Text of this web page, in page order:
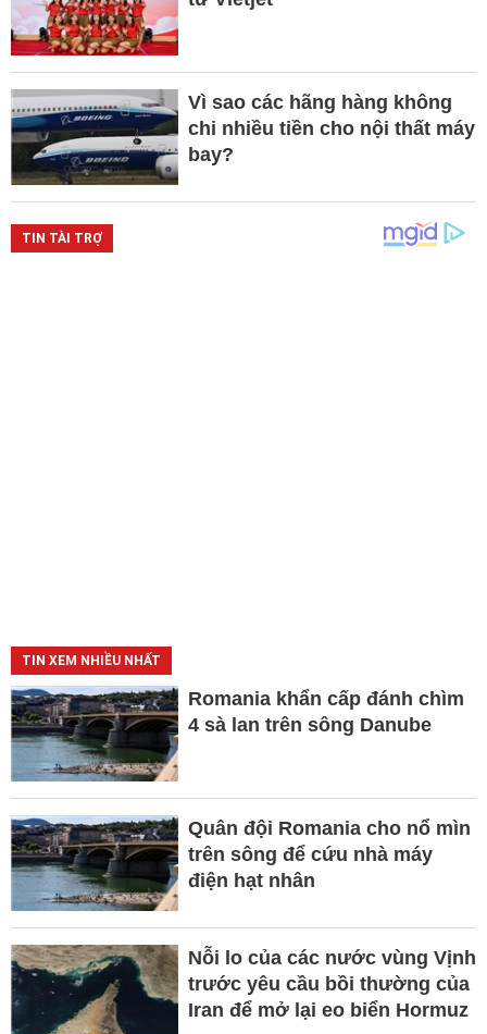
Vì sao các hãng hàng không
chi nhiều tiền cho nội thất máy
bay?
TIN XEM NHIỀU NHẤT
Romania khẩn cấp đánh chìm
4 sà lan trên sông Danube
Quân đội Romania cho nổ mìn
trên sông để cứu nhà máy
điện hạt nhân
Nỗi lo của các nước vùng Vịnh
trước yêu cầu bồi thường của
Iran để mở lại eo biển Hormuz